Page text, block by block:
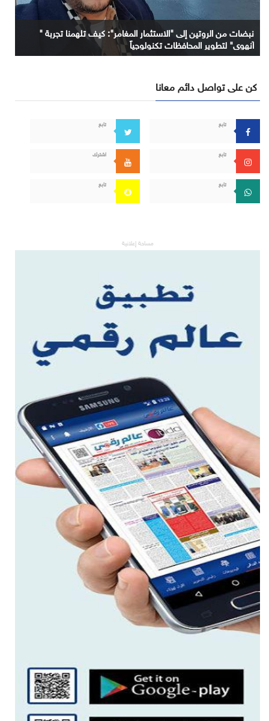
نبضات من الروتين إلى "الاستثمار المغامر": كيف تلهمنا تجربة "
آنهوي" لتطوير المحافظات تكنولوجياً
كن على تواصل دائم معانا
تابع تابع
تابع اشترك
تابع تابع
مساحة إعلانية